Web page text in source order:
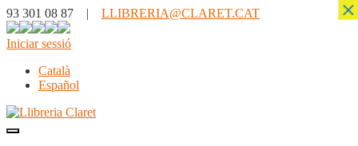
93 301 08 87 | LLIBRERIA@CLARET.CAT
Iniciar sessió
Català
Español
×